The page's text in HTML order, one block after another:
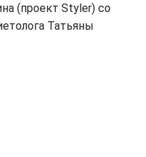
(проект Styler) со
Татьяны